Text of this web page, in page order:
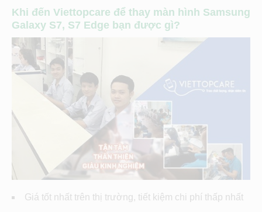
Khi đến Viettopcare để thay màn hình Samsung
Galaxy S7, S7 Edge bạn được gì?
Giá tốt nhất trên thị trường, tiết kiệm chi phí thấp nhất